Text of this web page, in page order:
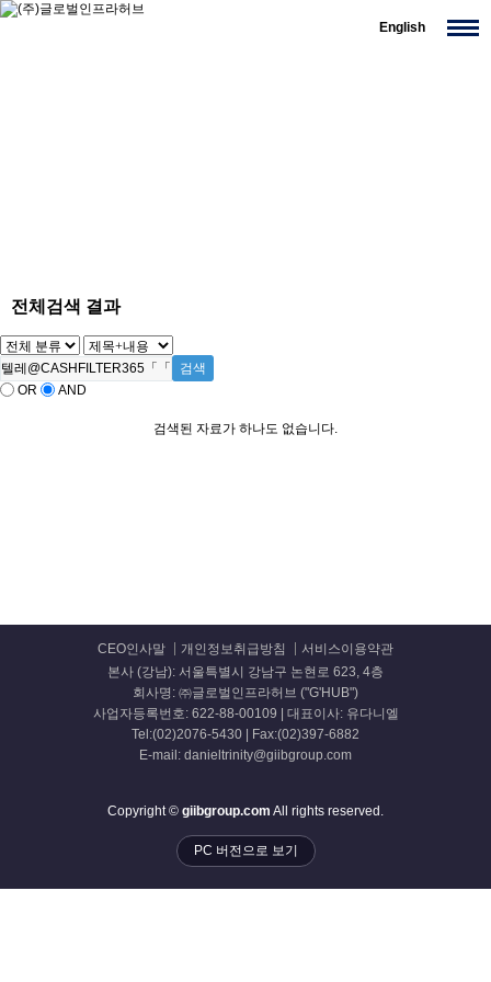
English
전체검색 결과
OR AND
검색된 자료가 하나도 없습니다.
CEO인사말 개인정보취급방침
서비스이용약관
본사 (강남): 서울특별시 강남구 논현로 623, 4층
회사명: ㈜글로벌인프라허브 ("G'HUB")
사업자등록번호: 622-88-00109 | 대표이사: 유다니엘
Tel:(02)2076-5430 | Fax:(02)397-6882
E-mail: danieltrinity@giibgroup.com
Copyright © giibgroup.com All rights reserved.
PC 버전으로 보기